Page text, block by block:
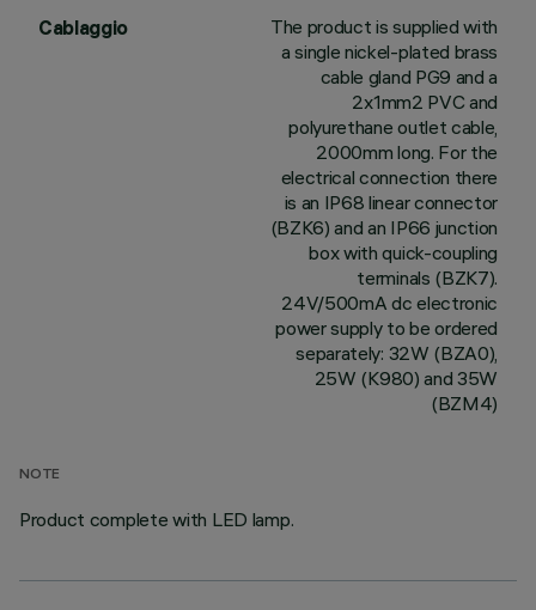
Cablaggio
The product is supplied with
a single nickel-plated brass
cable gland PG9 and a
2x1mm2 PVC and
polyurethane outlet cable,
2000mm long. For the
electrical connection there
is an IP68 linear connector
(BZK6) and an IP66 junction
box with quick-coupling
terminals (BZK7).
24V/500mA dc electronic
power supply to be ordered
separately: 32W (BZA0),
25W (K980) and 35W
(BZM4)
NOTE
Product complete with LED lamp.